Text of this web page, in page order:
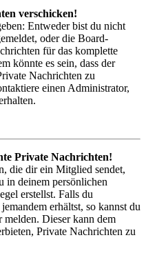
verschicken!
Entweder bist du nicht
oder die Board-
für das komplette
könnte es sein, dass der
Nachrichten zu
einen Administrator,
Private Nachrichten!
die dir ein Mitglied sendet,
in deinem persönlichen
erstellst. Falls du
erhältst, so kannst du
melden. Dieser kann dem
Private Nachrichten zu